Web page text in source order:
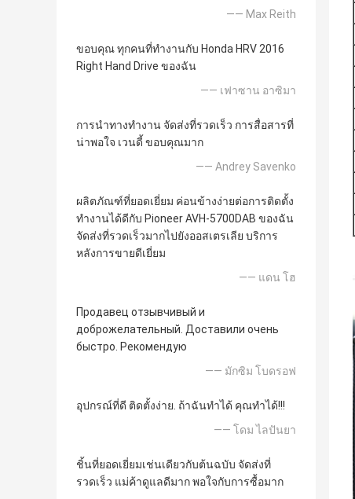
—— Max Reith
ขอบคุณ ทุกคนที่ทำงานกับ Honda HRV 2016
Right Hand Drive ของฉัน
—— เฟาซาน อาซิมา
การนำทางทำงาน จัดส่งที่รวดเร็ว การสื่อสารที่
น่าพอใจ เวนดี้ ขอบคุณมาก
—— Andrey Savenko
ผลิตภัณฑ์ที่ยอดเยี่ยม ค่อนข้างง่ายต่อการติดตั้ง
ทำงานได้ดีกับ Pioneer AVH-5700DAB ของฉัน
จัดส่งที่รวดเร็วมากไปยังออสเตรเลีย บริการ
หลังการขายดีเยี่ยม
—— แดน โฮ
Продавец отзывчивый и
доброжелательный. Доставили очень
быстро. Рекомендую
—— มักซิม โบดรอฟ
อุปกรณ์ที่ดี ติดตั้งง่าย. ถ้าฉันทำได้ คุณทำได้!!!
—— โดม ไลปันยา
ชิ้นที่ยอดเยี่ยมเช่นเดียวกับต้นฉบับ จัดส่งที่
รวดเร็ว แม่ค้าดูแลดีมาก พอใจกับการซื้อมาก